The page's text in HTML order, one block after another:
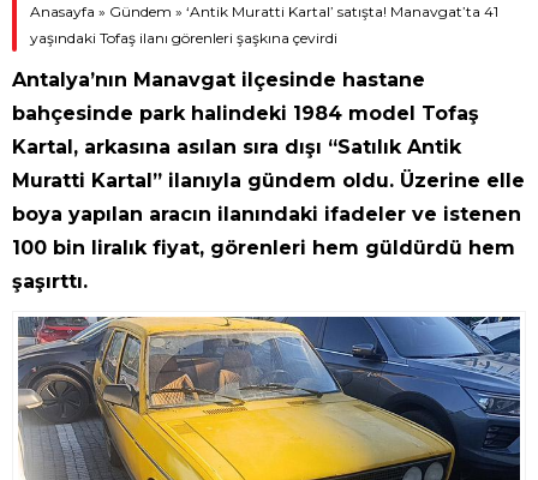
Anasayfa » Gündem » ‘Antik Muratti Kartal’ satışta! Manavgat’ta 41
yaşındaki Tofaş ilanı görenleri şaşkına çevirdi
Antalya’nın Manavgat ilçesinde hastane
bahçesinde park halindeki 1984 model Tofaş
Kartal, arkasına asılan sıra dışı “Satılık Antik
Muratti Kartal” ilanıyla gündem oldu. Üzerine elle
boya yapılan aracın ilanındaki ifadeler ve istenen
100 bin liralık fiyat, görenleri hem güldürdü hem
şaşırttı.